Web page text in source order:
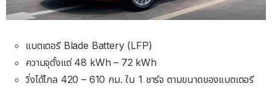
แบตเตอรี Blade Battery (LFP)
ความจุตั้งแต่ 48 kWh – 72 kWh
วิ่งได้ไกล 420 – 610 กม. ใน 1 ชาร์จ ตามขนาดของแบตเตอรี